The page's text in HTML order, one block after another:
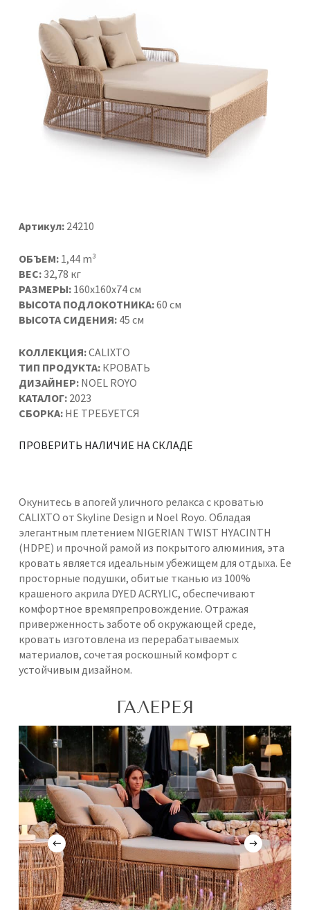
Артикул:24210
ОБЪЕМ: 1,44 m³
ВЕС:32,78 кг
РАЗМЕРЫ: 160x160x74 см
ВЫСОТА ПОДЛОКОТНИКА:60 см
ВЫСОТА СИДЕНИЯ: 45 см
КОЛЛЕКЦИЯ:CALIXTO
ТИП ПРОДУКТА: КРОВАТЬ
ДИЗАЙНЕР: NOEL ROYO
КАТАЛОГ: 2023
СБОРКА: НЕ ТРЕБУЕТСЯ
ПРОВЕРИТЬ НАЛИЧИЕ НА СКЛАДЕ
Окунитесь в апогей уличного релакса с кроватью
CALIXTO от Skyline Design и Noel Royo. Обладая
элегантным плетением NIGERIAN TWIST HYACINTH
(HDPE) и прочной рамой из покрытого алюминия, эта
кровать является идеальным убежищем для отдыха. Ее
просторные подушки, обитые тканью из 100%
крашеного акрила DYED ACRYLIC, обеспечивают
комфортное времяпрепровождение. Отражая
приверженность заботе об окружающей среде,
кровать изготовлена из перерабатываемых
материалов, сочетая роскошный комфорт с
устойчивым дизайном.
ГАЛЕРЕЯ